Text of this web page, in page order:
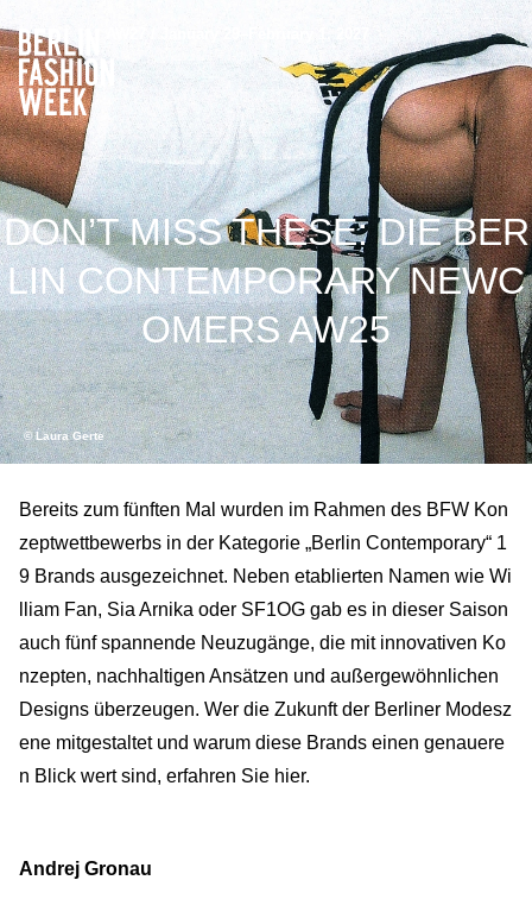
DON’T MISS THESE: DIE BER
LIN CONTEMPORARY NEWC
OMERS AW25
© Laura Gerte
Bereits zum fünften Mal wurden im Rahmen des BFW Kon
zeptwettbewerbs in der Kategorie „Berlin Contemporary“ 1
9 Brands ausgezeichnet. Neben etablierten Namen wie Wi
lliam Fan, Sia Arnika oder SF1OG gab es in dieser Saison
auch fünf spannende Neuzugänge, die mit innovativen Ko
nzepten, nachhaltigen Ansätzen und außergewöhnlichen
Designs überzeugen. Wer die Zukunft der Berliner Modesz
ene mitgestaltet und warum diese Brands einen genauere
n Blick wert sind, erfahren Sie hier.
Andrej Gronau